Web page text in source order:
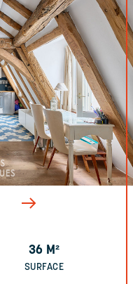
36 M²
SURFACE